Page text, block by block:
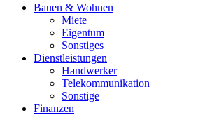
Bauen & Wohnen
Miete
Eigentum
Sonstiges
Dienstleistungen
Handwerker
Telekommunikation
Sonstige
Finanzen